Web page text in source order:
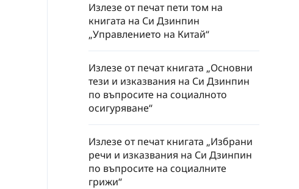
Излезе от печат пети том на
книгата на Си Дзинпин
„Управлението на Китай“
Излезе от печат книгата „Основни
тези и изказвания на Си Дзинпин
по въпросите на социалното
осигуряване“
Излезе от печат книгата „Избрани
речи и изказвания на Си Дзинпин
по въпросите на социалните
грижи“